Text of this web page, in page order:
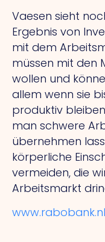
Vaesen sieht
Ergebnis von
mit dem
müssen mit den
wollen und
allem wenn sie
produktiv
man schwere
übernehmen
körperliche
vermeiden, die
Arbeitsmarkt
www.rabobank.nl